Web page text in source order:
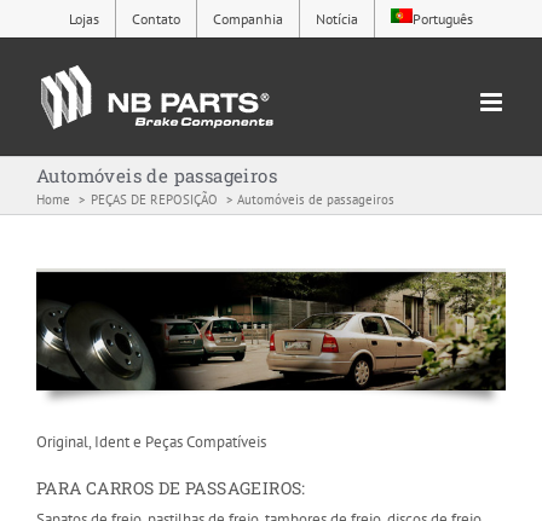
to
Lojas Contato Companhia Notícia Português
Automóveis de passageiros
Home PEÇAS DE REPOSIÇÃO Automóveis de passageiros
Original, Ident e Peças Compatíveis
PARA CARROS DE PASSAGEIROS: